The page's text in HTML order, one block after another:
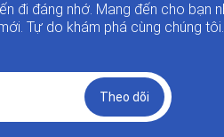
đi đáng nhớ. Mang đến cho bạn
Tự do khám phá cùng chúng tôi.
Theo dõi